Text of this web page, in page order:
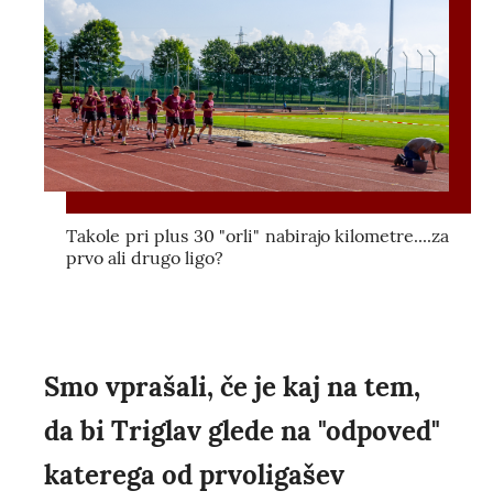
Takole pri plus 30 "orli" nabirajo kilometre....za
prvo ali drugo ligo?
Smo vprašali, če je kaj na tem,
da bi Triglav glede na "odpoved"
katerega od prvoligašev